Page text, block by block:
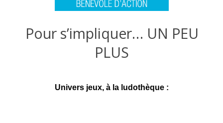
Pour s’impliquer… UN PEU
PLUS
Univers jeux, à la ludothèque :